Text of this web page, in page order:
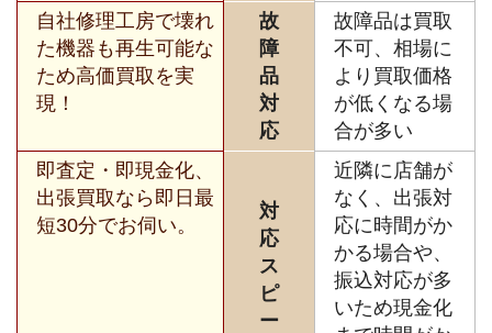
自社修理工房で壊れ
た機器も再生可能な
ため高価買取を実
現！
故
障
品
対
応
故障品は買取
不可、相場に
より買取価格
が低くなる場
合が多い
即査定・即現金化、
出張買取なら即日最
短30分でお伺い。
対
応
ス
ピ
ー
近隣に店舗が
なく、出張対
応に時間がか
かる場合や、
振込対応が多
いため現金化